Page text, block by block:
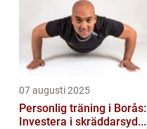
07 augusti 2025
Personlig träning i Borås:
Investera i skräddarsyd...